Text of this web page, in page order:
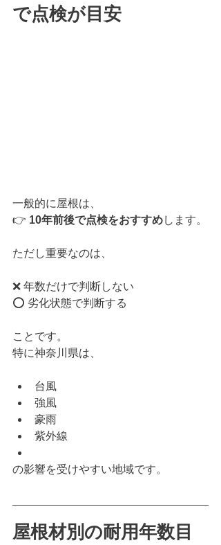
で点検が目安
一般的に屋根は、
👉 10年前後で点検をおすすめします。
ただし重要なのは、
❌ 年数だけで判断しない
⭕ 劣化状態で判断する
ことです。
特に神奈川県は、
台風
強風
豪雨
紫外線
の影響を受けやすい地域です。
屋根材別の耐用年数目